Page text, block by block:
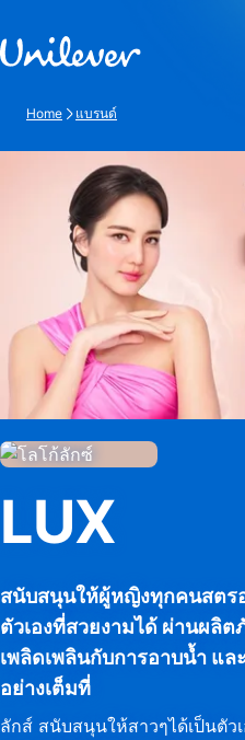
Home แบรนด์
LUX
สนับสนุนให้ผู้หญิงทุกคนสตร
ตัวเองที่สวยงามได้ ผ่านผ
เพลิดเพลินกับการอาบน้ำ แ
อย่างเต็มที่
ลักส์ สนับสนุนให้สาวๆได้เป็นตัว